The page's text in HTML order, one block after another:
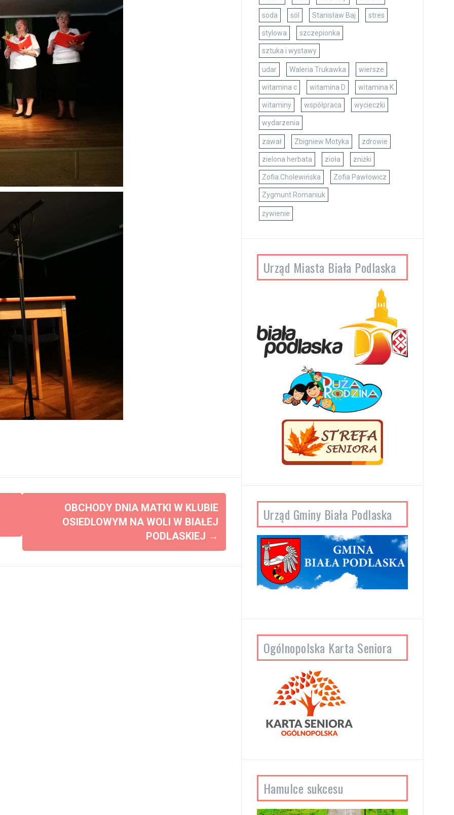
OBCHODY DNIA MATKI W KLUBIE
OSIEDLOWYM NA WOLI W BIAŁEJ
PODLASKIEJ →
soda sól Stanisław Baj stres
stylowa szczepionka
sztuka i wystawy
udar Waleria Trukawka wiersze
witamina c witamina D witamina K
witaminy współpraca wycieczki
wydarzenia
zawał Zbigniew Motyka zdrowie
zielona herbata zioła zniżki
Zofia Cholewińska Zofia Pawłowicz
Zygmunt Romaniuk
żywienie
Urząd Miasta Biała Podlaska
Urząd Gminy Biała Podlaska
Ogólnopolska Karta Seniora
Hamulce sukcesu